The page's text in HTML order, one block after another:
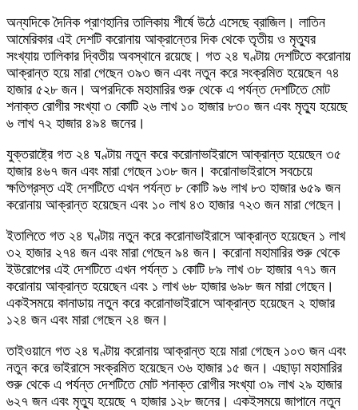
অন্যদিকে দৈনিক প্রাণহানির তালিকায় শীর্ষে উঠে এসেছে ব্রাজিল। লাতিন
আমেরিকার এই দেশটি করোনায় আক্রান্তের দিক থেকে তৃতীয় ও মৃত্যুর
সংখ্যায় তালিকার দ্বিতীয় অবস্থানে রয়েছে। গত ২৪ ঘণ্টায় দেশটিতে করোনায়
আক্রান্ত হয়ে মারা গেছেন ৩৯৩ জন এবং নতুন করে সংক্রমিত হয়েছেন ৭৪
হাজার ৫২৮ জন। অপরদিকে মহামারির শুরু থেকে এ পর্যন্ত দেশটিতে মোট
শনাক্ত রোগীর সংখ্যা ৩ কোটি ২৬ লাখ ১০ হাজার ৮৩০ জন এবং মৃত্যু হয়েছে
৬ লাখ ৭২ হাজার ৪৯৪ জনের।
যুক্তরাষ্ট্রে গত ২৪ ঘণ্টায় নতুন করে করোনাভাইরাসে আক্রান্ত হয়েছেন ৩৫
হাজার ৪৬৭ জন এবং মারা গেছেন ১৩৮ জন। করোনাভাইরাসে সবচেয়ে
ক্ষতিগ্রস্ত এই দেশটিতে এখন পর্যন্ত ৮ কোটি ৯৬ লাখ ৮৩ হাজার ৬৫৯ জন
করোনায় আক্রান্ত হয়েছেন এবং ১০ লাখ ৪৩ হাজার ৭২৩ জন মারা গেছেন।
ইতালিতে গত ২৪ ঘণ্টায় নতুন করে করোনাভাইরাসে আক্রান্ত হয়েছেন ১ লাখ
৩২ হাজার ২৭৪ জন এবং মারা গেছেন ৯৪ জন। করোনা মহামারির শুরু থেকে
ইউরোপের এই দেশটিতে এখন পর্যন্ত ১ কোটি ৮৯ লাখ ৩৮ হাজার ৭৭১ জন
করোনায় আক্রান্ত হয়েছেন এবং ১ লাখ ৬৮ হাজার ৬৯৮ জন মারা গেছেন।
একইসময়ে কানাডায় নতুন করে করোনাভাইরাসে আক্রান্ত হয়েছেন ২ হাজার
১২৪ জন এবং মারা গেছেন ২৪ জন।
তাইওয়ানে গত ২৪ ঘণ্টায় করোনায় আক্রান্ত হয়ে মারা গেছেন ১০৩ জন এবং
নতুন করে ভাইরাসে সংক্রমিত হয়েছেন ৩৬ হাজার ১৫ জন। এছাড়া মহামারির
শুরু থেকে এ পর্যন্ত দেশটিতে মোট শনাক্ত রোগীর সংখ্যা ৩৯ লাখ ২৯ হাজার
৬২৭ জন এবং মৃত্যু হয়েছে ৭ হাজার ১২৮ জনের। একইসময়ে জাপানে নতুন